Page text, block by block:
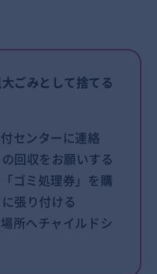
ごみとして捨てる
センターに連絡
回収をお願いする
ゴミ処理券」を購
張り付ける
所へチャイルドシ